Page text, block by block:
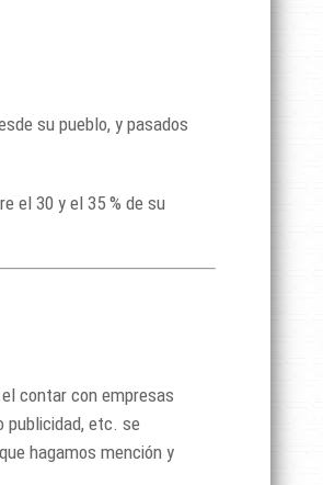
su pueblo, y pasados
el 30 y el 35 % de su
contar con empresas
publicidad, etc. se
hagamos mención y